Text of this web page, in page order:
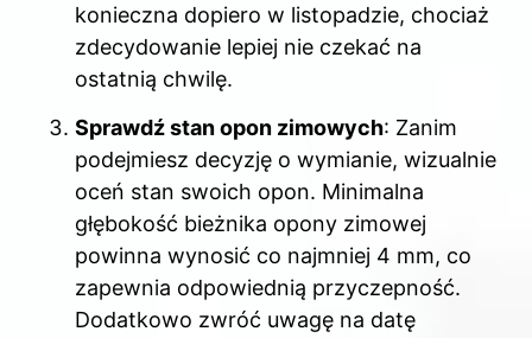
konieczna dopiero w listopadzie, chociaż
zdecydowanie lepiej nie czekać na
ostatnią chwilę.
Sprawdź stan opon zimowych: Zanim
podejmiesz decyzję o wymianie, wizualnie
oceń stan swoich opon. Minimalna
głębokość bieżnika opony zimowej
powinna wynosić co najmniej 4 mm, co
zapewnia odpowiednią przyczepność.
Dodatkowo zwróć uwagę na datę